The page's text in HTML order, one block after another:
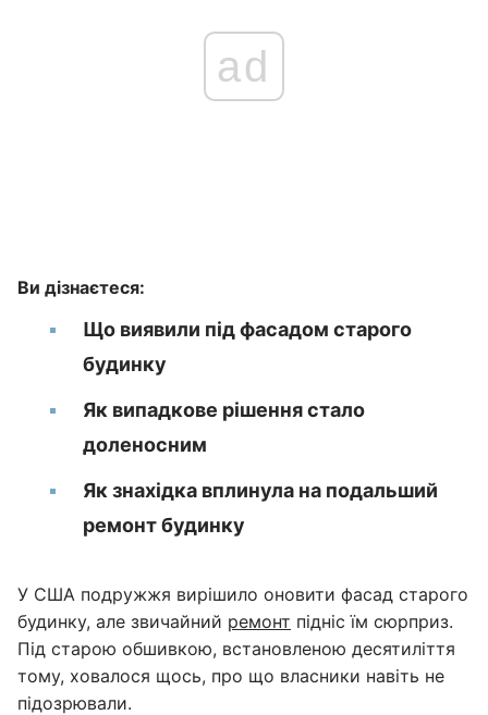
ad
Ви дізнаєтеся:
Що виявили під фасадом старого
будинку
Як випадкове рішення стало
доленосним
Як знахідка вплинула на подальший
ремонт будинку
У США подружжя вирішило оновити фасад старого
будинку, але звичайний ремонт підніс їм сюрприз.
Під старою обшивкою, встановленою десятиліття
тому, ховалося щось, про що власники навіть не
підозрювали.